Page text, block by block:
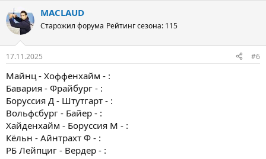
MACLAUD
Старожил форума Рейтинг сезона: 115
17.11.2025 #6
Майнц - Хоффенхайм - :
Бавария - Фрайбург - :
Боруссия Д - Штутгарт - :
Вольфсбург - Байер - :
Хайденхайм - Боруссия М - :
Кёльн - Айнтрахт Ф - :
РБ Лейпциг - Вердер - :